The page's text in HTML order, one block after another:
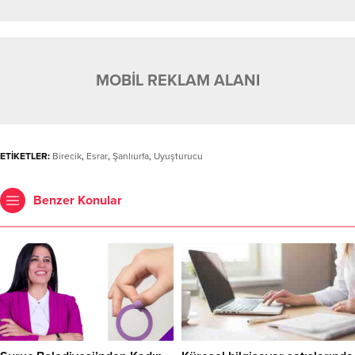
MOBİL REKLAM ALANI
ETİKETLER: Birecik, Esrar, Şanlıurfa, Uyuşturucu
Benzer Konular